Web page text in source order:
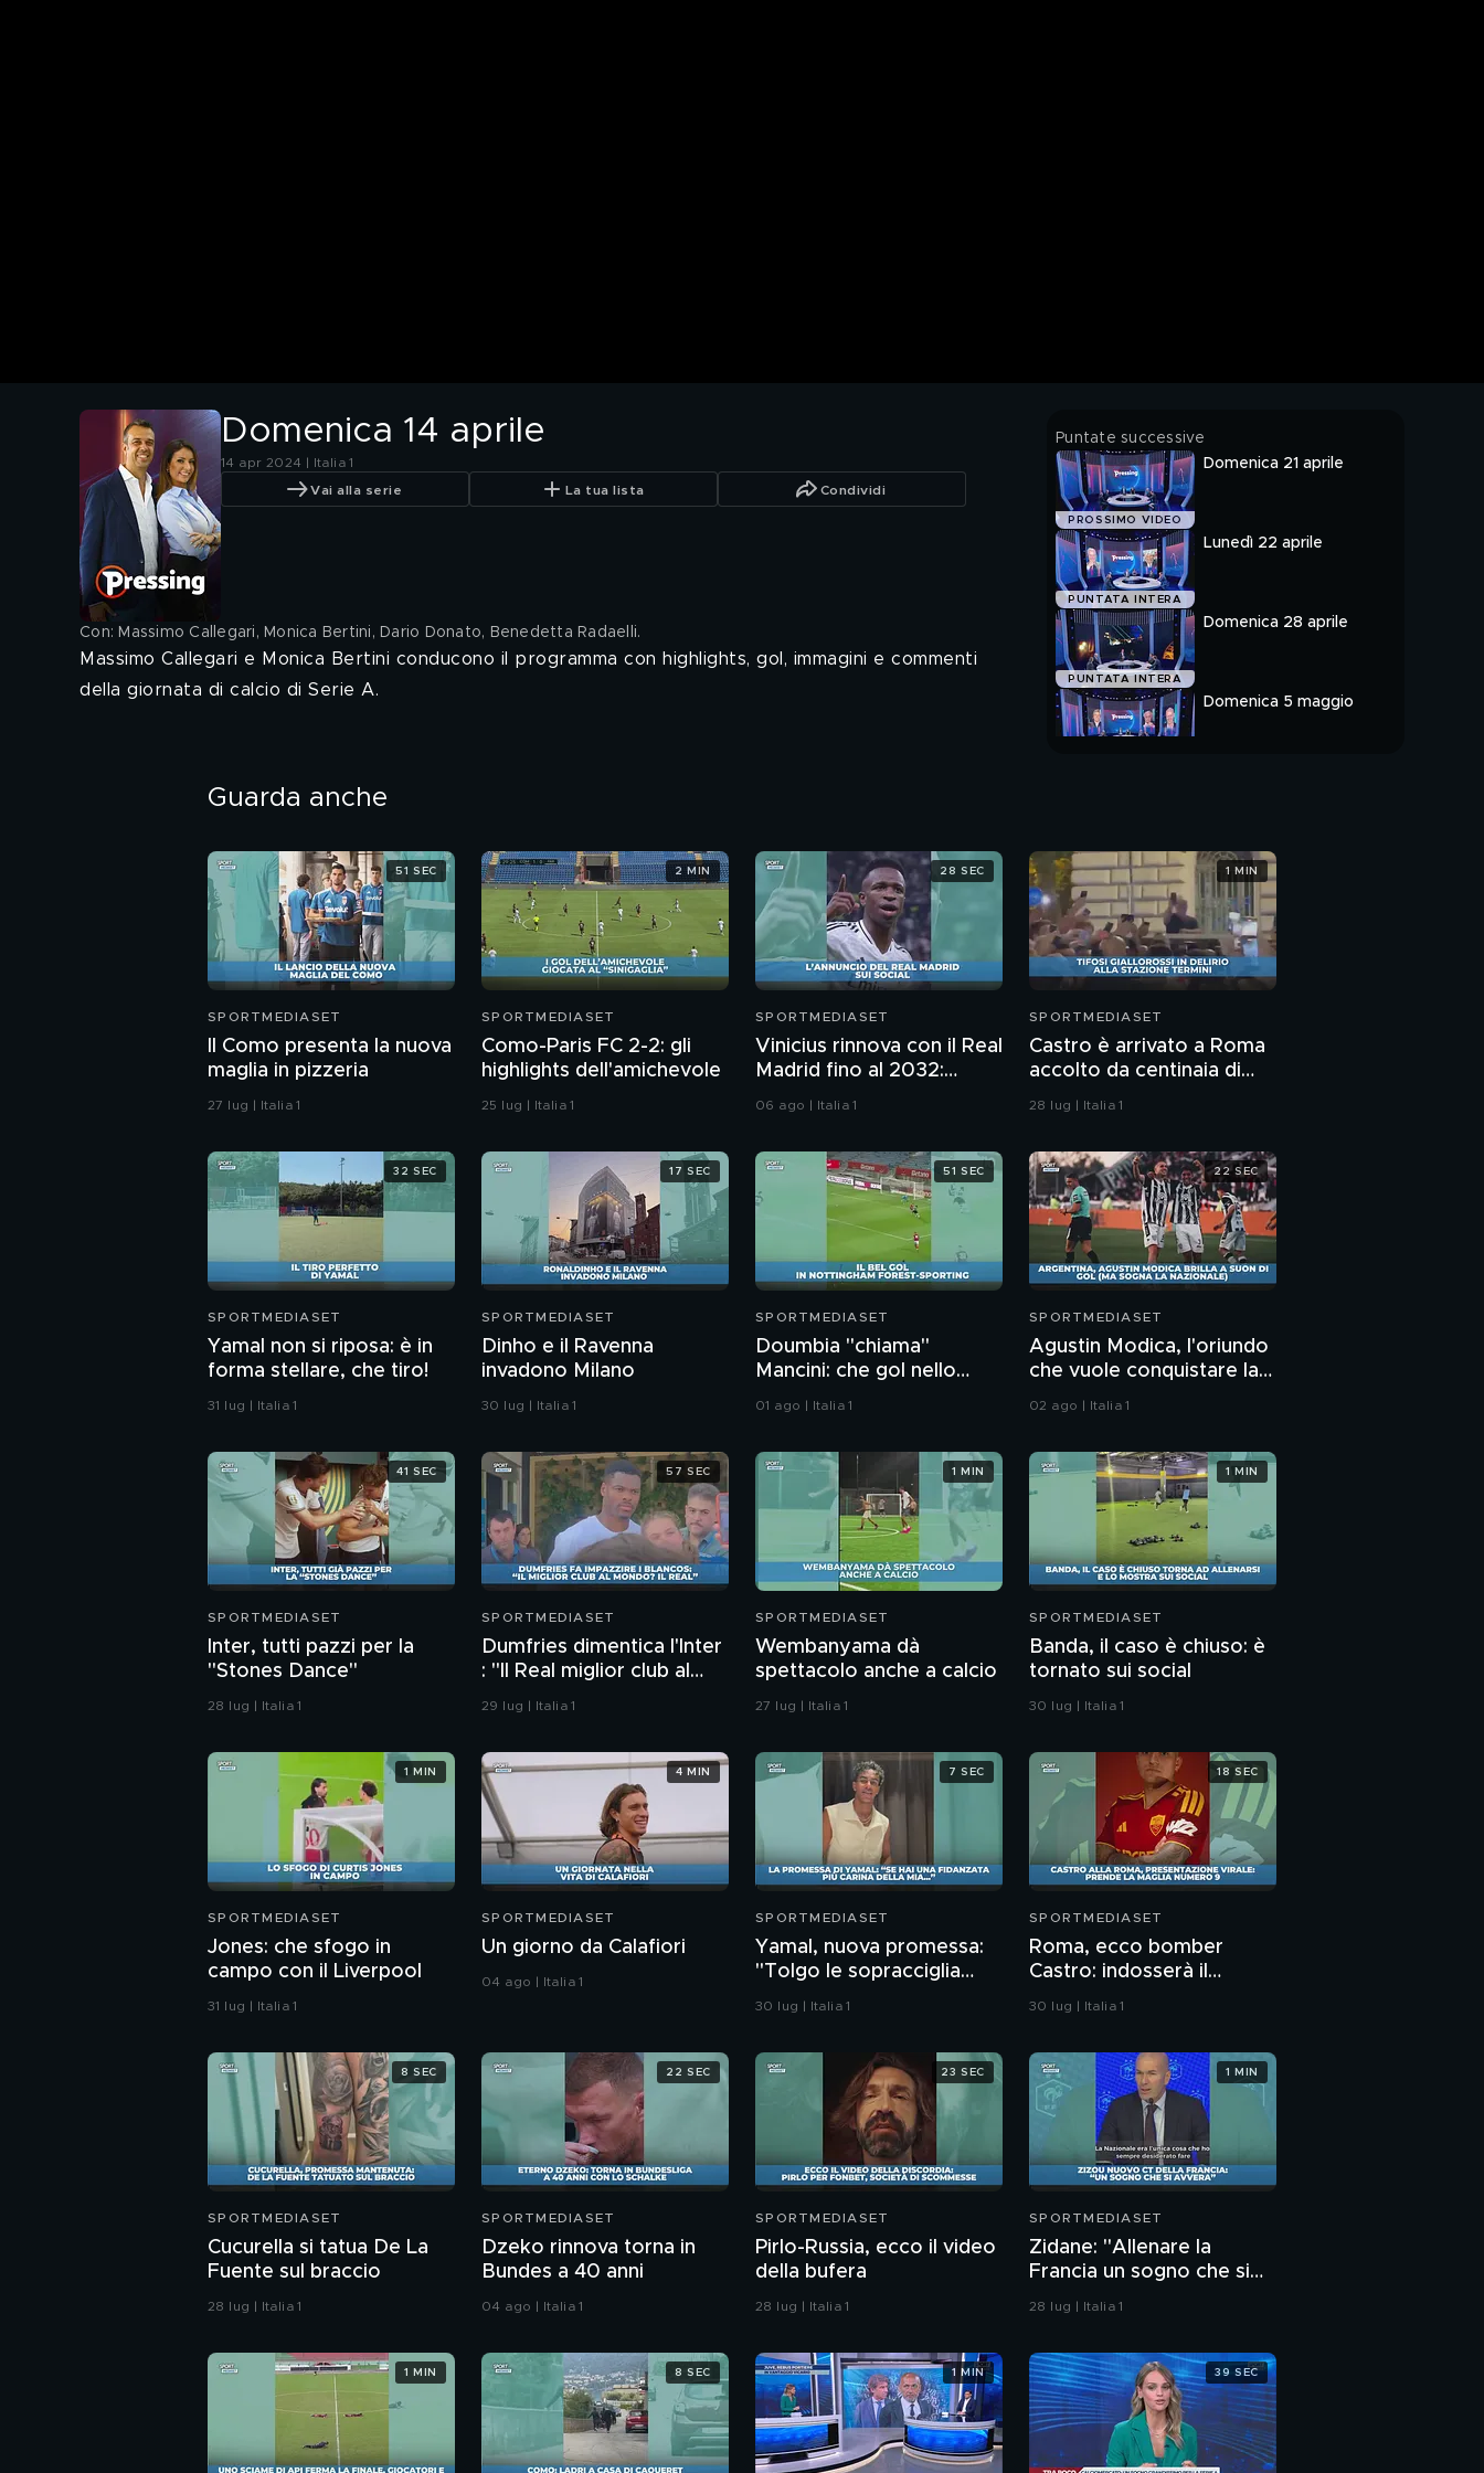
Domenica 14 aprile
14 apr 2024 | Italia 1
Vai alla serie La tua lista Condividi
Con: Massimo Callegari, Monica Bertini, Dario Donato, Benedetta Radaelli.
Massimo Callegari e Monica Bertini conducono il programma con highlights, gol, immagini e commenti
della giornata di calcio di Serie A.
Puntate successive
PROSSIMO VIDEO
Domenica 21 aprile
PUNTATA INTERA
Lunedì 22 aprile
PUNTATA INTERA
Domenica 28 aprile
Domenica 5 maggio
Guarda anche
SPORTMEDIASET
Il Como presenta la nuova
maglia in pizzeria
27 lug | Italia 1
51 SEC
SPORTMEDIASET
Como-Paris FC 2-2: gli
highlights dell'amichevole
25 lug | Italia 1
2 MIN
SPORTMEDIASET
Vinicius rinnova con il Real
Madrid fino al 2032:
l'annuncio
06 ago | Italia 1
28 SEC
SPORTMEDIASET
Castro è arrivato a Roma
accolto da centinaia di
tifosi: che bolgia!
28 lug | Italia 1
1 MIN
SPORTMEDIASET
Yamal non si riposa: è in
forma stellare, che tiro!
31 lug | Italia 1
32 SEC
SPORTMEDIASET
Dinho e il Ravenna
invadono Milano
30 lug | Italia 1
17 SEC
SPORTMEDIASET
Doumbia "chiama"
Mancini: che gol nello
Sporting Lisbona!
01 ago | Italia 1
51 SEC
SPORTMEDIASET
Agustin Modica, l'oriundo
che vuole conquistare la
Nazionale
02 ago | Italia 1
22 SEC
SPORTMEDIASET
Inter, tutti pazzi per la
"Stones Dance"
28 lug | Italia 1
41 SEC
SPORTMEDIASET
Dumfries dimentica l'Inter
: "Il Real miglior club al
mondo"
29 lug | Italia 1
57 SEC
SPORTMEDIASET
Wembanyama dà
spettacolo anche a calcio
27 lug | Italia 1
1 MIN
SPORTMEDIASET
Banda, il caso è chiuso: è
tornato sui social
30 lug | Italia 1
1 MIN
SPORTMEDIASET
Jones: che sfogo in
campo con il Liverpool
31 lug | Italia 1
1 MIN
SPORTMEDIASET
Un giorno da Calafiori
04 ago | Italia 1
4 MIN
SPORTMEDIASET
Yamal, nuova promessa:
"Tolgo le sopracciglia
30 lug | Italia 1
7 SEC
SPORTMEDIASET
Roma, ecco bomber
Castro: indosserà il
numero 9
30 lug | Italia 1
18 SEC
SPORTMEDIASET
Cucurella si tatua De La
Fuente sul braccio
28 lug | Italia 1
8 SEC
SPORTMEDIASET
Dzeko rinnova torna in
Bundes a 40 anni
04 ago | Italia 1
22 SEC
SPORTMEDIASET
Pirlo-Russia, ecco il video
della bufera
28 lug | Italia 1
23 SEC
SPORTMEDIASET
Zidane: "Allenare la
Francia un sogno che si
avvera"
28 lug | Italia 1
1 MIN
1 MIN 8 SEC 1 MIN 39 SEC